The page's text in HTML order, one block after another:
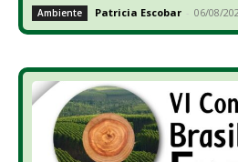
Ambiente Patricia Escobar - 06/08/